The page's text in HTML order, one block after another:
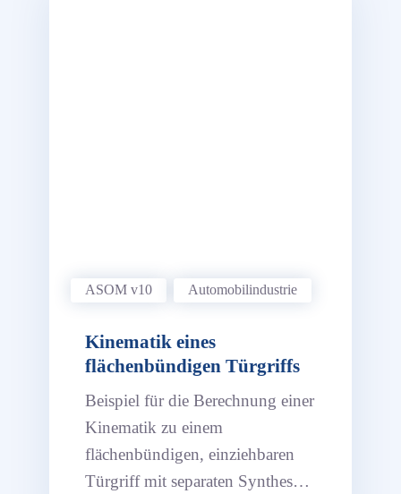
ASOM v10 Automobil­industrie
Kinematik eines
flächenbündigen Türgriffs
Beispiel für die Berechnung einer
Kinematik zu einem
flächenbündigen, einziehbaren
Türgriff mit separaten Synthesen